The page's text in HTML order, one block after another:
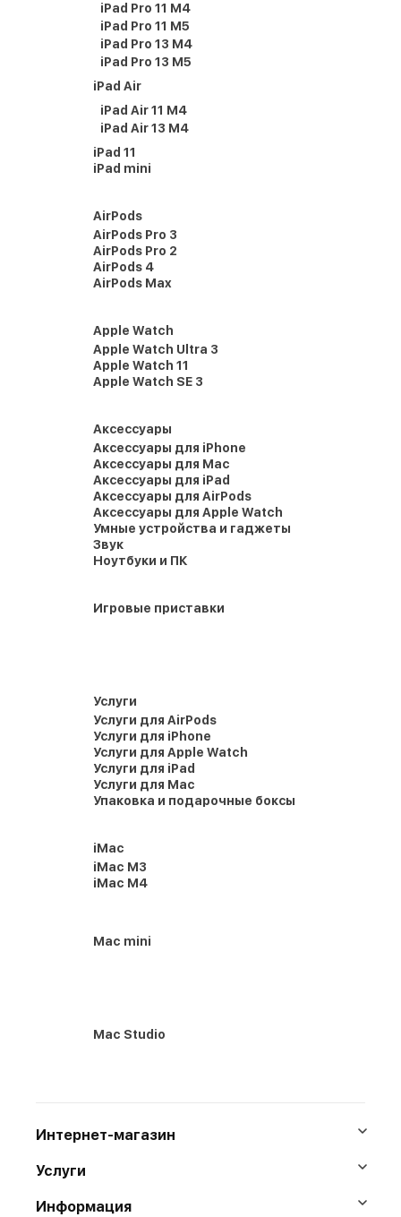
iPad Pro 11 M4
iPad Pro 11 M5
iPad Pro 13 M4
iPad Pro 13 M5
iPad Air
iPad Air 11 M4
iPad Air 13 M4
iPad 11
iPad mini
AirPods
AirPods Pro 3
AirPods Pro 2
AirPods 4
AirPods Max
Apple Watch
Apple Watch Ultra 3
Apple Watch 11
Apple Watch SE 3
Аксессуары
Аксессуары для iPhone
Аксессуары для Mac
Аксессуары для iPad
Аксессуары для AirPods
Аксессуары для Apple Watch
Умные устройства и гаджеты
Звук
Ноутбуки и ПК
Игровые приставки
Услуги
Услуги для AirPods
Услуги для iPhone
Услуги для Apple Watch
Услуги для iPad
Услуги для Mac
Упаковка и подарочные боксы
iMac
iMac M3
iMac M4
Mac mini
Mac Studio
Интернет-магазин
Услуги
Информация